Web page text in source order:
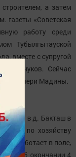
а затем
газеты «Советская
работу среди
Тубылгытауской
вместе с супругой
правнуков. Сейчас
дочери Мадины.
года в д. Бакташ в
по хозяйству
лет работает в поле,
об окончании 4